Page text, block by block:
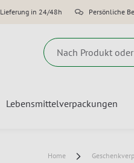
Lieferung in 24/48h Persönliche
Lebensmittelverpackungen
Home